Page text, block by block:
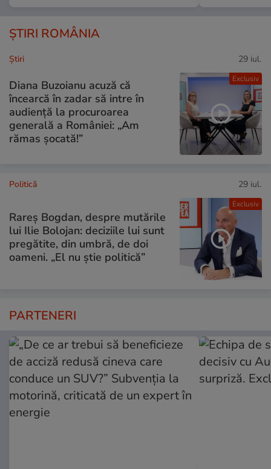
ȘTIRI ROMÂNIA
Exclusiv
Ştiri 29 iul.
Diana Buzoianu acuză că
încearcă în zadar să intre în
audiență la procuroarea
generală a României: „Am
rămas șocată!”
Exclusiv
Politică 29 iul.
Rareș Bogdan, despre mutările
lui Ilie Bolojan: deciziile lui sunt
pregătite, din umbră, de doi
oameni. „El nu știe politică”
PARTENERI